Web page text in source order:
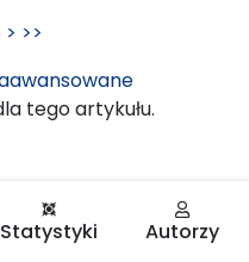
> >>
tego artykułu.
Statystyki Autorzy